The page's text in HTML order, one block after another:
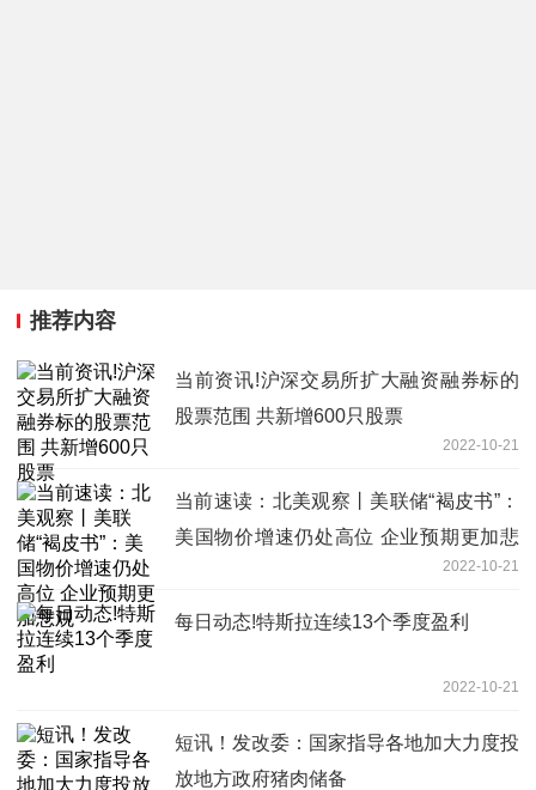
推荐内容
当前资讯!沪深交易所扩大融资融券标的
股票范围 共新增600只股票
2022-10-21
当前速读：北美观察丨美联储“褐皮书”：
美国物价增速仍处高位 企业预期更加悲
2022-10-21
每日动态!特斯拉连续13个季度盈利
2022-10-21
短讯！发改委：国家指导各地加大力度投
放地方政府猪肉储备